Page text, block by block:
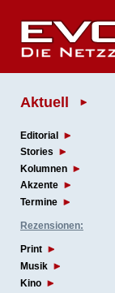
Aktuell
Editorial
Stories
Kolumnen
Akzente
Termine
Rezensionen:
Print
Musik
Kino